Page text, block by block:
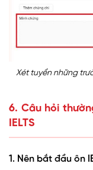
Xét tuyển những
6. Câu hỏi
IELTS
1. Nên bắt đầu ôn